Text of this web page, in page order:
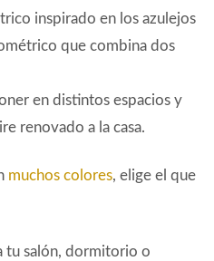
inspirado en los azulejos
que combina dos
en distintos espacios y
renovado a la casa.
muchos colores, elige el que
tu salón, dormitorio o